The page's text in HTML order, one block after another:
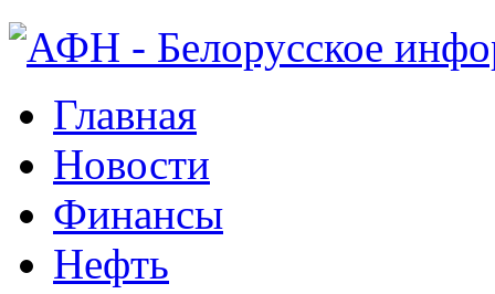
Главная
Новости
Финансы
Нефть